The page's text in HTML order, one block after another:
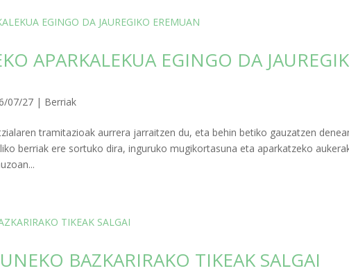
APARKALEKUA EGINGO DA
07/27 | Berriak
tramitazioak aurrera jarraitzen du, eta behin betiko gauzatzen
berriak ere sortuko dira, inguruko mugikortasuna eta aparkatzeko
BAZKARIRAKO TIKEAK SALGAI